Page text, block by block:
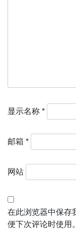
显示名称 *
邮箱 *
网站
在此浏览器中保存
便下次评论时使用。